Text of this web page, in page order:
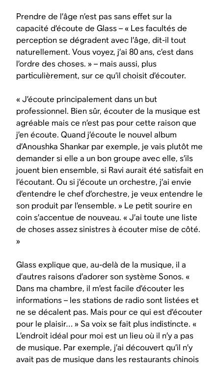
Prendre de l’âge n’est pas sans effet sur la
capacité d’écoute de Glass – « Les facultés de
perception se dégradent avec l’âge, dit-il tout
naturellement. Vous voyez, j’ai 80 ans, c’est dans
l’ordre des choses. » – mais aussi, plus
particulièrement, sur ce qu’il choisit d’écouter.
« J’écoute principalement dans un but
professionnel. Bien sûr, écouter de la musique est
agréable mais ce n’est pas pour cette raison que
j’en écoute. Quand j’écoute le nouvel album
d’Anoushka Shankar par exemple, je vais plutôt me
demander si elle a un bon groupe avec elle, s’ils
jouent bien ensemble, si Ravi aurait été satisfait en
l’écoutant. Ou si j’écoute un orchestre, j’ai envie
d’entendre le chef d’orchestre, je veux entendre le
son produit par l’ensemble. » Le petit sourire en
coin s’accentue de nouveau. « J’ai toute une liste
de choses assez sinistres à écouter mise de côté.
»
Glass explique que, au-delà de la musique, il a
d’autres raisons d’adorer son système Sonos. «
Dans ma chambre, il m’est facile d’écouter les
informations – les stations de radio sont listées et
ne se décalent pas. Mais pour ce qui est d’écouter
pour le plaisir… » Sa voix se fait plus indistincte. «
L’endroit idéal pour moi est un lieu où il n’y a pas
de musique. Par exemple, j’ai découvert qu’il n’y
avait pas de musique dans les restaurants chinois